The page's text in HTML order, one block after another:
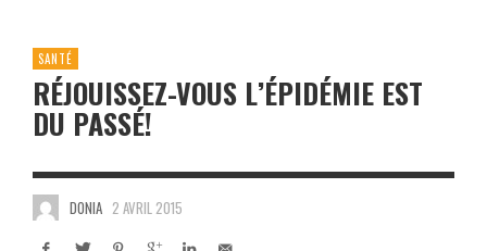
SANTÉ
RÉJOUISSEZ-VOUS L’ÉPIDÉMIE EST
DU PASSÉ!
DONIA 2 AVRIL 2015